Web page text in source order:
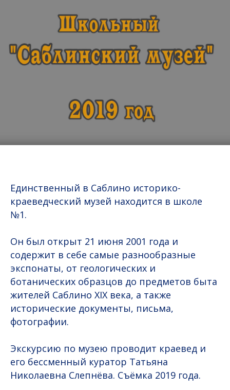
Единственный в Саблино историко-
краеведческий музей находится в школе
№1.
Он был открыт 21 июня 2001 года и
содержит в себе самые разнообразные
экспонаты, от геологических и
ботанических образцов до предметов быта
жителей Саблино XIX века, а также
исторические документы, письма,
фотографии.
Экскурсию по музею проводит краевед и
его бессменный куратор Татьяна
Николаевна Слепнёва. Съёмка 2019 года.